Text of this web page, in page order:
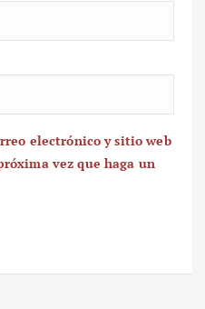
electrónico y sitio web
vez que haga un